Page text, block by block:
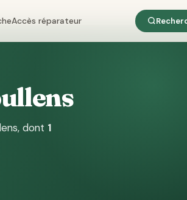
Accès réparateur
, dont 1